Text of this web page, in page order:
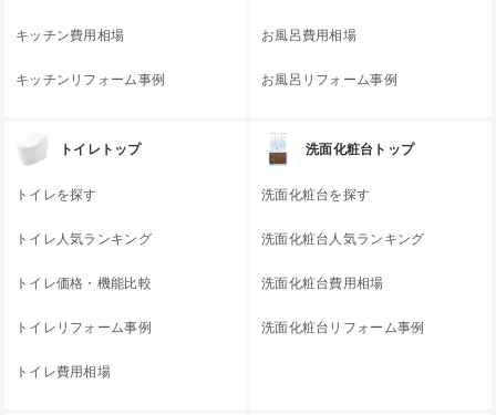
キッチン費用相場
キッチンリフォーム事例
お風呂費用相場
お風呂リフォーム事例
トイレトップ
トイレを探す
トイレ人気ランキング
トイレ価格・機能比較
トイレリフォーム事例
トイレ費用相場
洗面化粧台トップ
洗面化粧台を探す
洗面化粧台人気ランキング
洗面化粧台費用相場
洗面化粧台リフォーム事例